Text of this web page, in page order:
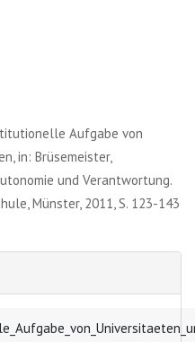
Aufgabe von
in: Brüsemeister,
und Verantwortung.
Münster, 2011, S. 123-143